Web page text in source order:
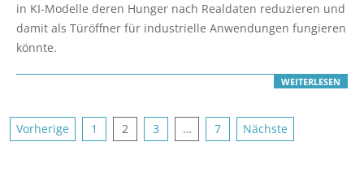
in KI-Modelle deren Hunger nach Realdaten reduzieren und
damit als Türöffner für industrielle Anwendungen fungieren
könnte.
WEITERLESEN
Seitennummerierung
Vorherige 1 2 3 … 7 Nächste